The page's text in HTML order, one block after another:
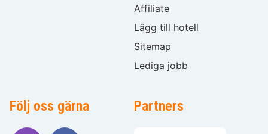
Affiliate
Lägg till hotell
Sitemap
Lediga jobb
Följ oss gärna Partners